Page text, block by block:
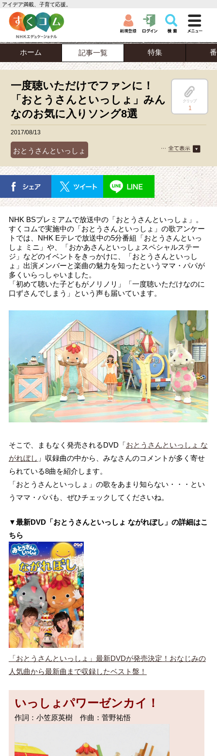
アイデア満載、子育て応援。
ホーム 記事一覧 特集
一度聴いただけでファンに！
「おとうさんといっしょ」みん
なのお気に入りソング8選
クリップ
1
2017/08/13
おとうさんといっしょ
NHK BSプレミアムで放送中の「おとうさんといっしょ」。
すくコムで実施中の「おとうさんといっしょ」の歌アンケー
トでは、NHK Eテレで放送中の5分番組「おとうさんといっ
しょ ミニ」や、「おかあさんといっしょスペシャルステー
ジ」などのイベントをきっかけに、「おとうさんといっし
ょ」出演メンバーと楽曲の魅力を知ったというママ・パパが
多くいらっしゃいました。
「初めて聴いた子どもがノリノリ」「一度聴いただけなのに
口ずさんでしまう」という声も届いています。
そこで、まもなく発売されるDVD「おとうさんといっしょ な
がれぼし 」収録曲の中から、みなさんのコメントが多く寄せ
られている8曲を紹介します。
「おとうさんといっしょ」の歌をあまり知らない・・・とい
うママ・パパも、ぜひチェックしてくださいね。
▼最新DVD「おとうさんといっしょ ながれぼし」の詳細はこ
ちら
「おとうさんといっしょ」最新DVDが発売決定！おなじみの
人気曲から最新曲まで収録したベスト盤！
いっしょパワーゼンカイ！